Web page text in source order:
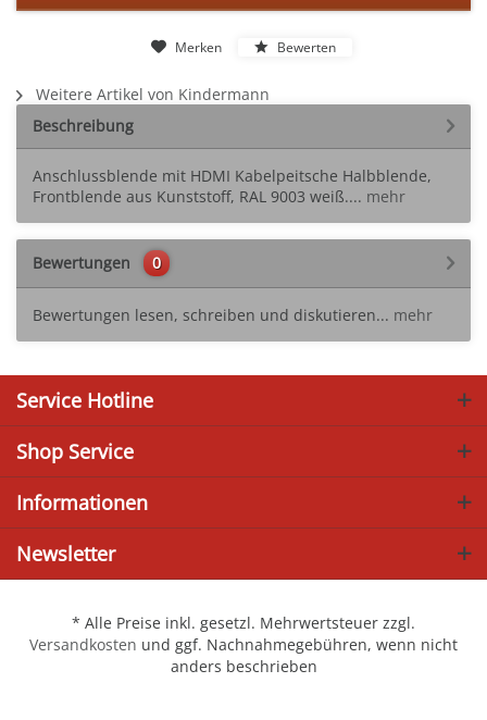
Merken Bewerten
Weitere Artikel von Kindermann
Beschreibung
Anschlussblende mit HDMI Kabelpeitsche Halbblende,
Frontblende aus Kunststoff, RAL 9003 weiß.... mehr
Bewertungen 0
Bewertungen lesen, schreiben und diskutieren... mehr
Service Hotline
Shop Service
Informationen
Newsletter
* Alle Preise inkl. gesetzl. Mehrwertsteuer zzgl.
Versandkosten und ggf. Nachnahmegebühren, wenn nicht
anders beschrieben